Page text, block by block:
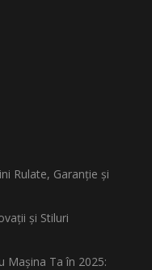
Rulate, Garanție și
și Stiluri
Mașina Ta în 2025: